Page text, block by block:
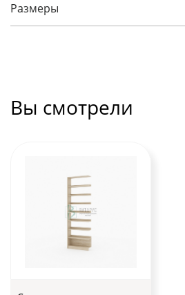
Размеры
Вы смотрели